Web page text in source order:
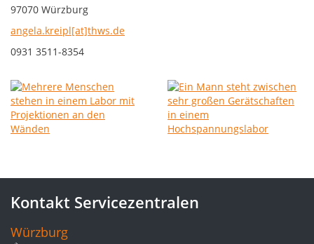
97070 Würzburg
angela.kreipl[at]thws.de
0931 3511-8354
Kontakt Servicezentralen
Würzburg